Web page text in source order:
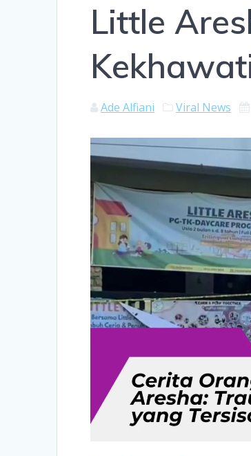
Little
Ade Alfiani Viral News